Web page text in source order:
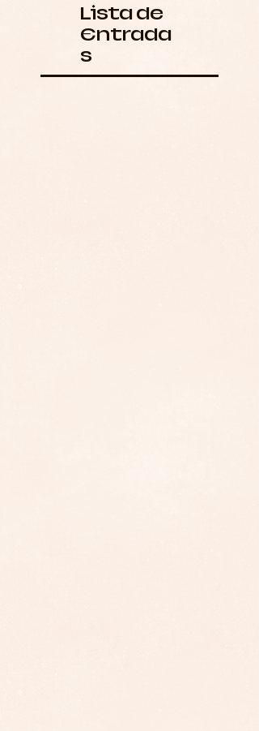
Lista de
Entrada
s